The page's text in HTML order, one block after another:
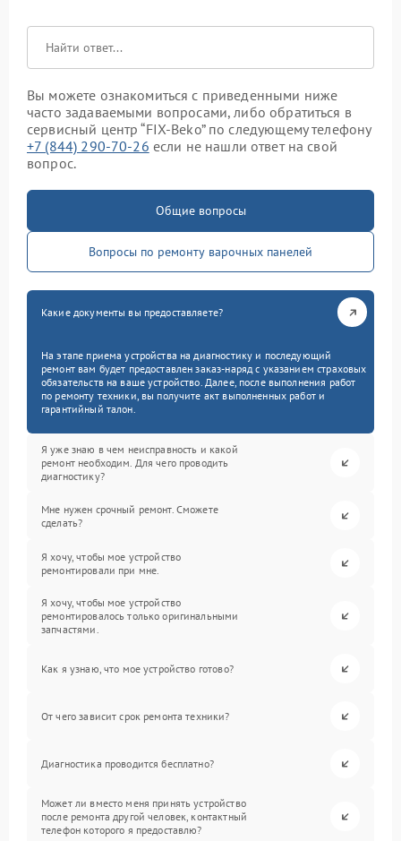
Вы можете ознакомиться с приведенными ниже
часто задаваемыми вопросами, либо обратиться в
сервисный центр “FIX-Beko” по следующему телефону
+7 (844) 290-70-26 если не нашли ответ на свой
вопрос.
Общие вопросы
Вопросы по ремонту варочных панелей
Какие документы вы предоставляете?
На этапе приема устройства на диагностику и последующий
ремонт вам будет предоставлен заказ-наряд с указанием страховых
обязательств на ваше устройство. Далее, после выполнения работ
по ремонту техники, вы получите акт выполненных работ и
гарантийный талон.
Я уже знаю в чем неисправность и какой
ремонт необходим. Для чего проводить
диагностику?
Мне нужен срочный ремонт. Сможете
сделать?
Я хочу, чтобы мое устройство
ремонтировали при мне.
Я хочу, чтобы мое устройство
ремонтировалось только оригинальными
запчастями.
Как я узнаю, что мое устройство готово?
От чего зависит срок ремонта техники?
Диагностика проводится бесплатно?
Может ли вместо меня принять устройство
после ремонта другой человек, контактный
телефон которого я предоставлю?